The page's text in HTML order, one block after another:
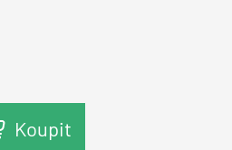
Koupit